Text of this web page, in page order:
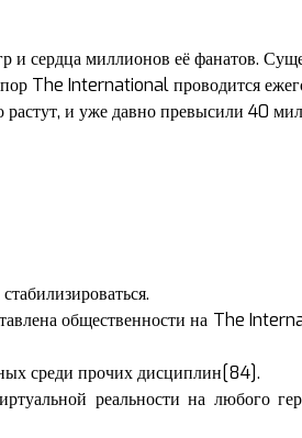
и сердца миллионов её фанатов.
The International проводится
и уже давно превысили 40
общественности на The
среди прочих дисциплин[84].
реальности на любого